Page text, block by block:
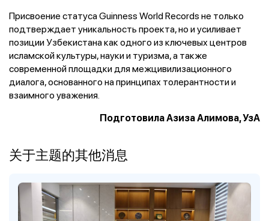
Присвоение статуса Guinness World Records не только
подтверждает уникальность проекта, но и усиливает
позиции Узбекистана как одного из ключевых центров
исламской культуры, науки и туризма, а также
современной площадки для межцивилизационного
диалога, основанного на принципах толерантности и
взаимного уважения.
Подготовила Азиза Алимова, УзА
关于主题的其他消息